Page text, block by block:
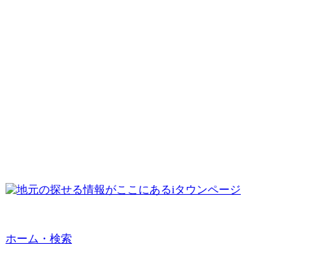
ホーム・検索